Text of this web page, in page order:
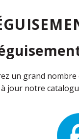
un grand
jour notre